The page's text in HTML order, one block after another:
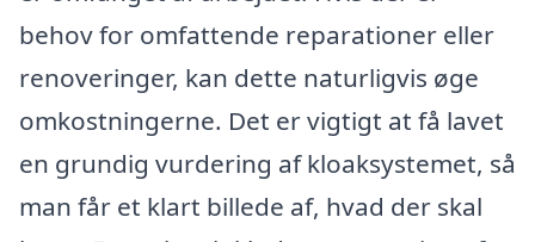
behov for omfattende reparationer eller
renoveringer, kan dette naturligvis øge
omkostningerne. Det er vigtigt at få lavet
en grundig vurdering af kloaksystemet, så
man får et klart billede af, hvad der skal